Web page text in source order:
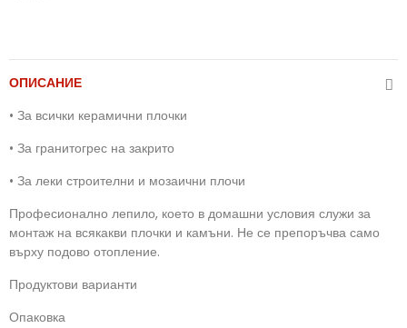
ОПИСАНИЕ
• За всички керамични плочки
• За гранитогрес на закрито
• За леки строителни и мозаични плочи
Професионално лепило, което в домашни условия служи за
монтаж на всякакви плочки и камъни. Не се препоръчва само
върху подово отопление.
Продуктови варианти
Опаковка